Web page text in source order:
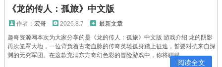
《龙的传人：孤旅》中文版
作者： 宏哥 2026.8.7
最新文章
趣奇资源网本次为大家分享的是《龙的传人：孤旅》中文版 游戏介绍 龙的阴影
再次笼罩大地，一位背负着古老血脉的传奇英雄孤身踏上征途，誓要对抗来自深
渊的无穷军团。在这款充满东方奇幻色彩的冒险游戏中，你将驯服...
阅读全文